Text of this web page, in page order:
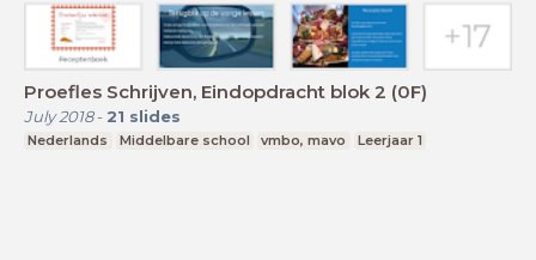
Proefles Schrijven, Eindopdracht blok 2 (0F)
July 2018- 21 slides
Nederlands Middelbare school vmbo, mavo Leerjaar 1